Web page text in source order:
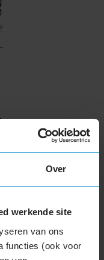
Over
werkende site
van ons
functies (ook voor
EU